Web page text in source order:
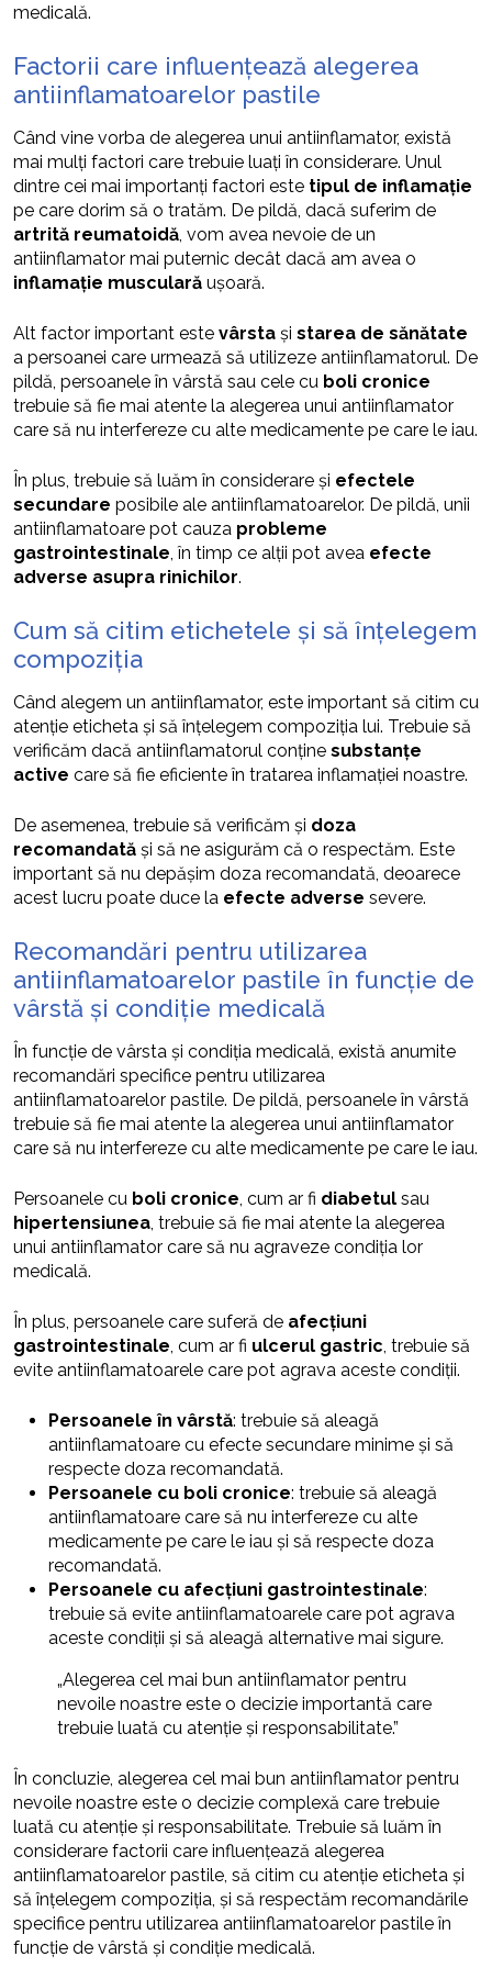
medicală.
Factorii care influențează alegerea
antiinflamatoarelor pastile
Când vine vorba de alegerea unui antiinflamator, există
mai mulți factori care trebuie luați în considerare. Unul
dintre cei mai importanți factori este tipul de inflamație
pe care dorim să o tratăm. De pildă, dacă suferim de
artrită reumatoidă, vom avea nevoie de un
antiinflamator mai puternic decât dacă am avea o
inflamație musculară ușoară.
Alt factor important este vârsta și starea de sănătate
a persoanei care urmează să utilizeze antiinflamatorul. De
pildă, persoanele în vârstă sau cele cu boli cronice
trebuie să fie mai atente la alegerea unui antiinflamator
care să nu interfereze cu alte medicamente pe care le iau.
În plus, trebuie să luăm în considerare și efectele
secundare posibile ale antiinflamatoarelor. De pildă, unii
antiinflamatoare pot cauza probleme
gastrointestinale, în timp ce alții pot avea efecte
adverse asupra rinichilor.
Cum să citim etichetele și să înțelegem
compoziția
Când alegem un antiinflamator, este important să citim cu
atenție eticheta și să înțelegem compoziția lui. Trebuie să
verificăm dacă antiinflamatorul conține substanțe
active care să fie eficiente în tratarea inflamației noastre.
De asemenea, trebuie să verificăm și doza
recomandată și să ne asigurăm că o respectăm. Este
important să nu depășim doza recomandată, deoarece
acest lucru poate duce la efecte adverse severe.
Recomandări pentru utilizarea
antiinflamatoarelor pastile în funcție de
vârstă și condiție medicală
În funcție de vârsta și condiția medicală, există anumite
recomandări specifice pentru utilizarea
antiinflamatoarelor pastile. De pildă, persoanele în vârstă
trebuie să fie mai atente la alegerea unui antiinflamator
care să nu interfereze cu alte medicamente pe care le iau.
Persoanele cu boli cronice, cum ar fi diabetul sau
hipertensiunea, trebuie să fie mai atente la alegerea
unui antiinflamator care să nu agraveze condiția lor
medicală.
În plus, persoanele care suferă de afecțiuni
gastrointestinale, cum ar fi ulcerul gastric, trebuie să
evite antiinflamatoarele care pot agrava aceste condiții.
Persoanele în vârstă: trebuie să aleagă
antiinflamatoare cu efecte secundare minime și să
respecte doza recomandată.
Persoanele cu boli cronice: trebuie să aleagă
antiinflamatoare care să nu interfereze cu alte
medicamente pe care le iau și să respecte doza
recomandată.
Persoanele cu afecțiuni gastrointestinale:
trebuie să evite antiinflamatoarele care pot agrava
aceste condiții și să aleagă alternative mai sigure.
„Alegerea cel mai bun antiinflamator pentru
nevoile noastre este o decizie importantă care
trebuie luată cu atenție și responsabilitate.”
În concluzie, alegerea cel mai bun antiinflamator pentru
nevoile noastre este o decizie complexă care trebuie
luată cu atenție și responsabilitate. Trebuie să luăm în
considerare factorii care influențează alegerea
antiinflamatoarelor pastile, să citim cu atenție eticheta și
să înțelegem compoziția, și să respectăm recomandările
specifice pentru utilizarea antiinflamatoarelor pastile în
funcție de vârstă și condiție medicală.